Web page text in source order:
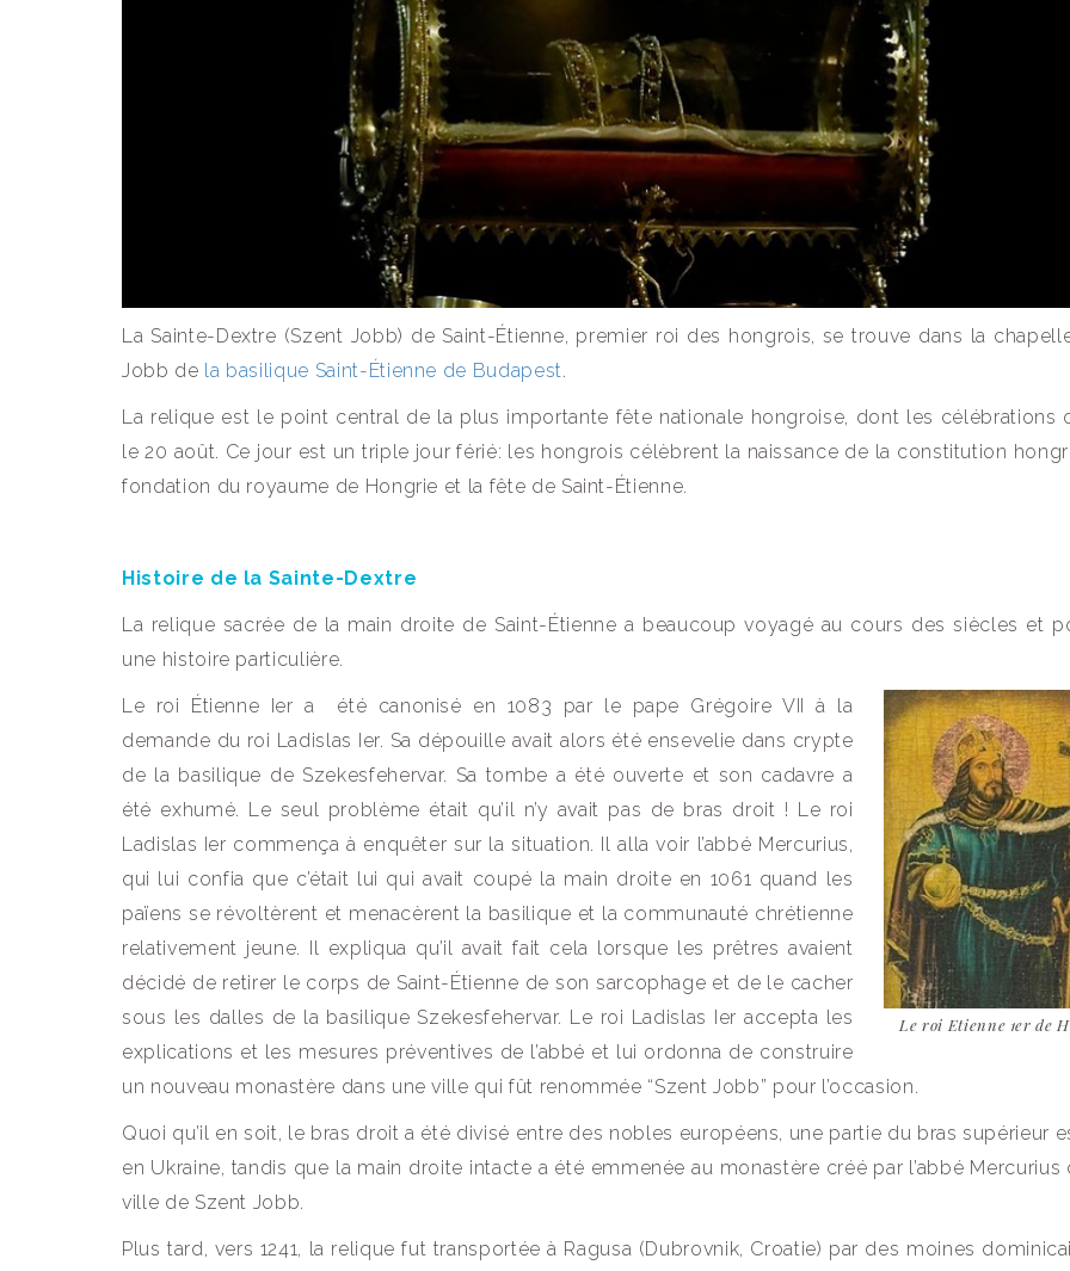
La Sainte-Dextre (Szent Jobb) de Saint-Étienne, premier roi des hongrois, se trouve dans la
Jobb de la basilique Saint-Étienne de Budapest.
La relique est le point central de la plus importante fête nationale hongroise, dont les célébrations
le 20 août. Ce jour est un triple jour férié: les hongrois célèbrent la naissance de la constitution
fondation du royaume de Hongrie et la fête de Saint-Étienne.
Histoire de la Sainte-Dextre
La relique sacrée de la main droite de Saint-Étienne a beaucoup voyagé au cours des siècles et
une histoire particulière.
Le roi Etienne 1er de
Le roi Étienne Ier a été canonisé en 1083 par le pape Grégoire VII à la
demande du roi Ladislas Ier. Sa dépouille avait alors été ensevelie dans crypte
de la basilique de Szekesfehervar. Sa tombe a été ouverte et son cadavre a
été exhumé. Le seul problème était qu’il n’y avait pas de bras droit ! Le roi
Ladislas Ier commença à enquêter sur la situation. Il alla voir l’abbé Mercurius,
qui lui confia que c’était lui qui avait coupé la main droite en 1061 quand les
païens se révoltèrent et menacèrent la basilique et la communauté chrétienne
relativement jeune. Il expliqua qu’il avait fait cela lorsque les prêtres avaient
décidé de retirer le corps de Saint-Étienne de son sarcophage et de le cacher
sous les dalles de la basilique Szekesfehervar. Le roi Ladislas Ier accepta les
explications et les mesures préventives de l’abbé et lui ordonna de construire
un nouveau monastère dans une ville qui fût renommée “Szent Jobb” pour l’occasion.
Quoi qu’il en soit, le bras droit a été divisé entre des nobles européens, une partie du bras supérieur
en Ukraine, tandis que la main droite intacte a été emmenée au monastère créé par l’abbé Mercurius
ville de Szent Jobb.
Plus tard, vers 1241, la relique fut transportée à Ragusa (Dubrovnik, Croatie) par des moines